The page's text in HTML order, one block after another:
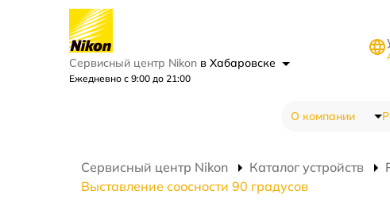
Сервисный центр Nikon в Хабаровске
Ежедневно с 9:00 до 21:00
О компании
Сервисный центр Nikon Каталог устройств
Выставление соосности 90 градусов